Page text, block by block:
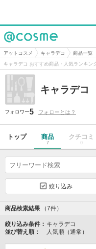
@cosme
アットコスメ キャラデコ
商品一覧
キャラデコ おすすめ商品・人気ランキン
キャラデコ
フォロワー5 フォローとは？
トップ 商品
7
クチコミ
0
絞り込み
商品検索結果 （7件）
絞り込み条件： キャラデコ
並び替え順：
人気順（通常）